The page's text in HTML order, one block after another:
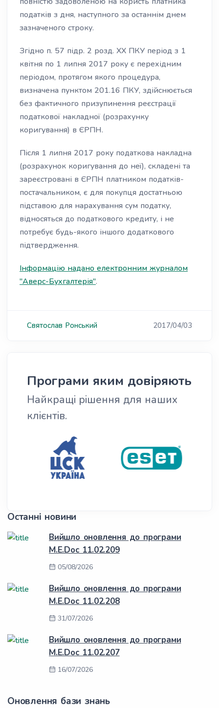
податків з дня, наступного за останнім днем ​​
зазначеного строку.
Згідно п. 57 підр. 2 розд. XX ПКУ період з 1
квітня по 1 липня 2017 року є перехідним
періодом, протягом якого процедура,
визначена пунктом 201.16 ПКУ, здійснюється
без фактичного призупинення реєстрації
податкової накладної (розрахунку
коригування) в ЄРПН.
Після 1 липня 2017 року податкова накладна
(розрахунок коригування до неї), складені та
зареєстровані в ЄРПН платником податків-
постачальником, є для покупця достатньою
підставою для нарахування сум податку,
відносяться до податкового кредиту, і не
потребує будь-якого іншого додаткового
підтвердження.
Інформацію надано електронним журналом
"Аверс-Бухгалтерія".
Святослав Ронський 2017/04/03
Програми яким довіряють
Найкращі рішення для наших
клієнтів.
Останні новини
Вийшло оновлення до програми
M.E.Doc 11.02.209
05/08/2026
Вийшло оновлення до програми
M.E.Doc 11.02.208
31/07/2026
Вийшло оновлення до програми
M.E.Doc 11.02.207
16/07/2026
Оновлення бази знань